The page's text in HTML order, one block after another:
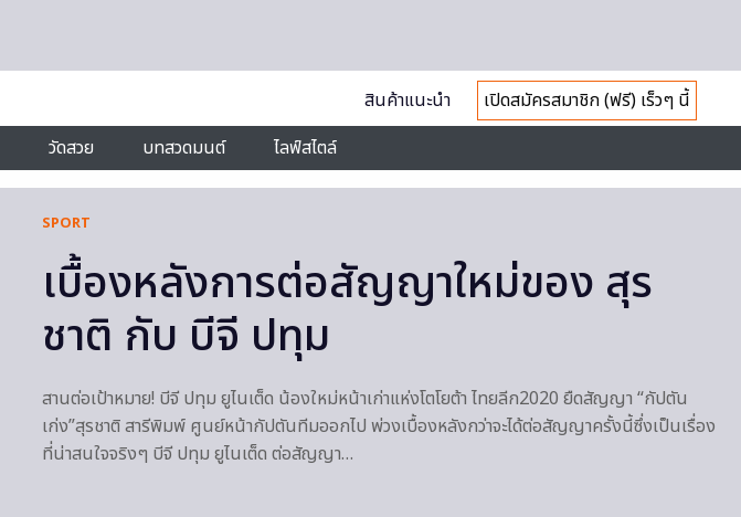
สินค้าแนะนำ
เปิดสมัครสมาชิก (ฟรี) เร็วๆ นี้
วัดสวย บทสวดมนต์ ไลฟ์สไตล์
SPORT
เบื้องหลังการต่อสัญญาใหม่ของ สุร
ชาติ กับ บีจี ปทุม
สานต่อเป้าหมาย! บีจี ปทุม ยูไนเต็ด น้องใหม่หน้าเก่าแห่งโตโยต้า ไทยลีก2020 ยืดสัญญา “กัปตัน
เก่ง”สุรชาติ สารีพิมพ์ ศูนย์หน้ากัปตันทีมออกไป พ่วงเบื้องหลังกว่าจะได้ต่อสัญญาครั้งนี้ซึ่งเป็นเรื่อง
ที่น่าสนใจจริงๆ บีจี ปทุม ยูไนเต็ด ต่อสัญญา…